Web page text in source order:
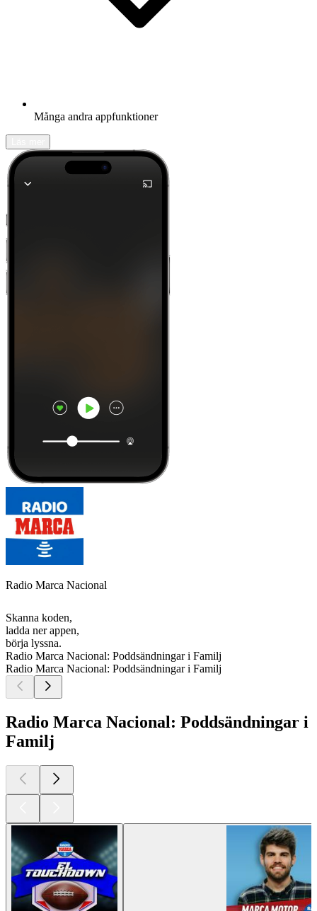
Många andra appfunktioner
Radio Marca Nacional
Skanna koden,
ladda ner appen,
börja lyssna.
Radio Marca Nacional: Poddsändningar i Familj
Radio Marca Nacional: Poddsändningar i Familj
Radio Marca Nacional: Poddsändningar i
Familj